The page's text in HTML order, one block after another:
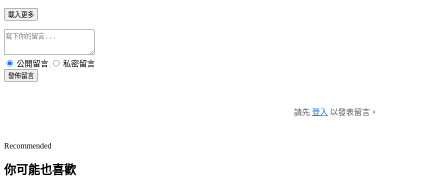
載入更多
公開留言 私密留言
發佈留言
請先 登入 以發表留言。
Recommended
你可能也喜歡